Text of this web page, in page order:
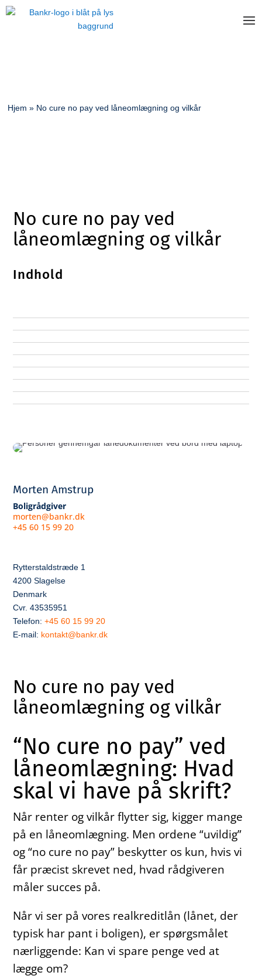
Hjem » No cure no pay ved låneomlægning og vilkår
No cure no pay ved
låneomlægning og vilkår
Indhold
Morten Amstrup
Boligrådgiver
morten@bankr.dk
+45 60 15 99 20
Rytterstaldstræde 1
4200 Slagelse
Denmark
Cvr. 43535951
Telefon:+45 60 15 99 20
E-mail: kontakt@bankr.dk
No cure no pay ved
låneomlægning og vilkår
“No cure no pay” ved
låneomlægning: Hvad
skal vi have på skrift?
Når renter og vilkår flytter sig, kigger mange
på en låneomlægning. Men ordene “uvildig”
og “no cure no pay” beskytter os kun, hvis vi
får præcist skrevet ned, hvad rådgiveren
måler succes på.
Når vi ser på vores realkreditlån (lånet, der
typisk har pant i boligen), er spørgsmålet
nærliggende: Kan vi spare penge ved at
lægge om?